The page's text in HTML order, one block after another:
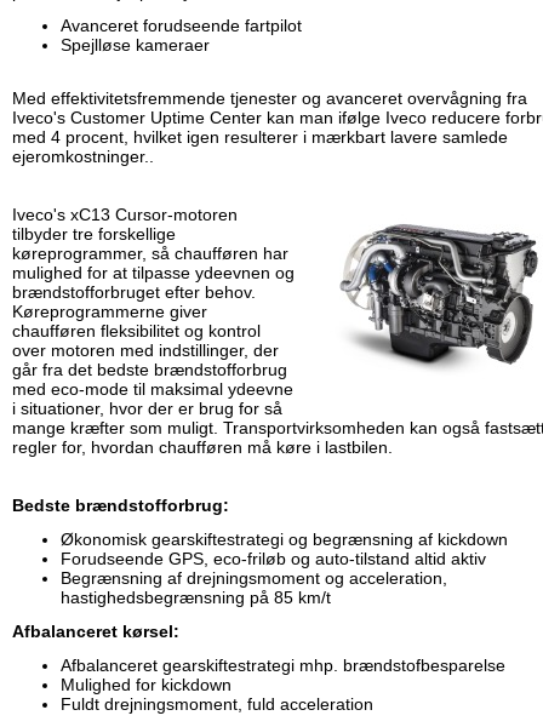
Avanceret forudseende fartpilot
Spejlløse kameraer
Med effektivitetsfremmende tjenester og avanceret overvågning fra
Iveco's Customer Uptime Center kan man ifølge Iveco reducere
med 4 procent, hvilket igen resulterer i mærkbart lavere samlede
ejeromkostninger..
Iveco's xC13 Cursor-motoren
tilbyder tre forskellige
køreprogrammer, så chaufføren har
mulighed for at tilpasse ydeevnen og
brændstofforbruget efter behov.
Køreprogrammerne giver
chaufføren fleksibilitet og kontrol
over motoren med indstillinger, der
går fra det bedste brændstofforbrug
med eco-mode til maksimal ydeevne
i situationer, hvor der er brug for så
mange kræfter som muligt. Transportvirksomheden kan også
regler for, hvordan chaufføren må køre i lastbilen.
Bedste brændstofforbrug:
Økonomisk gearskiftestrategi og begrænsning af kickdown
Forudseende GPS, eco-friløb og auto-tilstand altid aktiv
Begrænsning af drejningsmoment og acceleration,
hastighedsbegrænsning på 85 km/t
Afbalanceret kørsel:
Afbalanceret gearskiftestrategi mhp. brændstofbesparelse
Mulighed for kickdown
Fuldt drejningsmoment, fuld acceleration